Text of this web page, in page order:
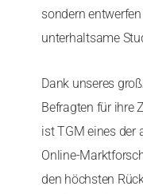
sondern
unterhaltsame
Dank unseres
Befragten für ihre
ist TGM eines der
Online-
den höchsten